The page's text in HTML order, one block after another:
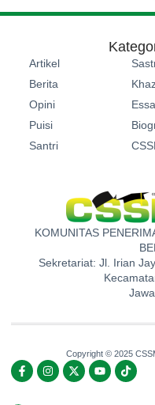
Artikel
Berita
Opini
Puisi
Santri
KOMUNITAS
Sekretariat: Jl. Irian
Copyright © 2025